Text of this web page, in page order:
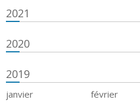
2021
2020
2019
janvier février